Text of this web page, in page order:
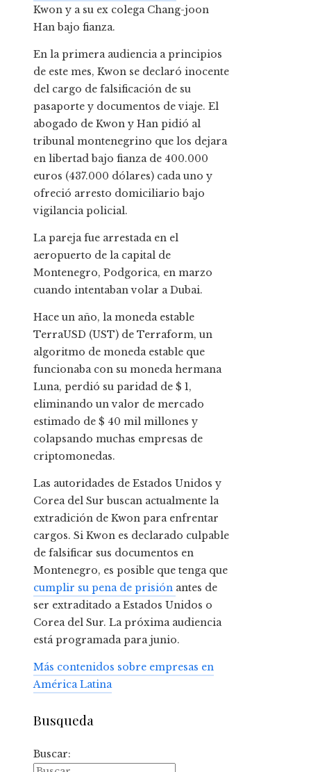
Kwon y a su ex colega Chang-joon
Han bajo fianza.
En la primera audiencia a principios
de este mes, Kwon se declaró inocente
del cargo de falsificación de su
pasaporte y documentos de viaje. El
abogado de Kwon y Han pidió al
tribunal montenegrino que los dejara
en libertad bajo fianza de 400.000
euros (437.000 dólares) cada uno y
ofreció arresto domiciliario bajo
vigilancia policial.
La pareja fue arrestada en el
aeropuerto de la capital de
Montenegro, Podgorica, en marzo
cuando intentaban volar a Dubai.
Hace un año, la moneda estable
TerraUSD (UST) de Terraform, un
algoritmo de moneda estable que
funcionaba con su moneda hermana
Luna, perdió su paridad de $ 1,
eliminando un valor de mercado
estimado de $ 40 mil millones y
colapsando muchas empresas de
criptomonedas.
Las autoridades de Estados Unidos y
Corea del Sur buscan actualmente la
extradición de Kwon para enfrentar
cargos. Si Kwon es declarado culpable
de falsificar sus documentos en
Montenegro, es posible que tenga que
cumplir su pena de prisión antes de
ser extraditado a Estados Unidos o
Corea del Sur. La próxima audiencia
está programada para junio.
Más contenidos sobre empresas en
América Latina
Busqueda
Buscar: